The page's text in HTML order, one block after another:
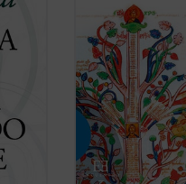
la
historiadores de la
teología. Sin
fundador de una
de los papas, fue
los ...(ver ficha)